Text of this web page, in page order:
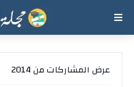
عرض المشاركات من 2014